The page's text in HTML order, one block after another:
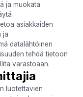
ja muokata
asiakkaiden
ja
datalähtöinen
tehdä tietoon
varastoaan.
luotettavien